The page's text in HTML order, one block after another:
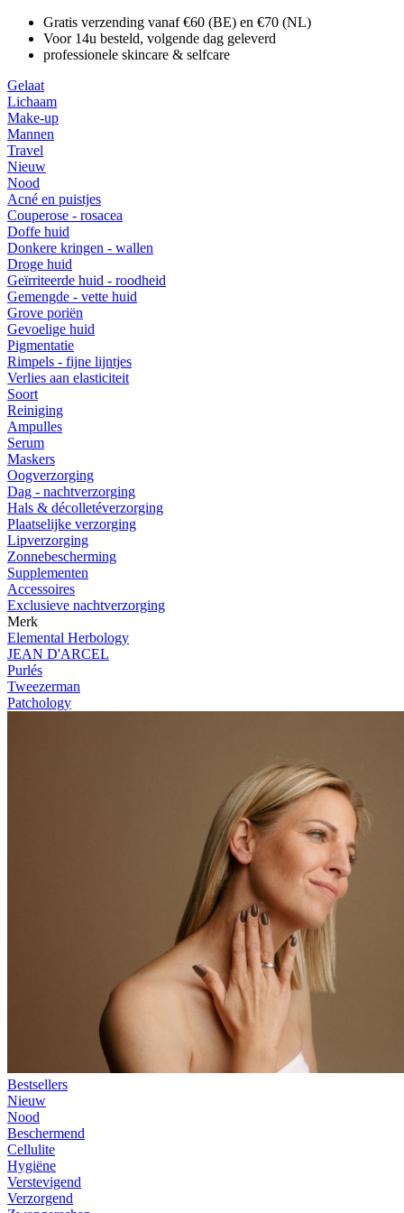
Gratis verzending vanaf €60 (BE) en €70 (NL)
Voor 14u besteld, volgende dag geleverd
professionele skincare & selfcare
Gelaat
Lichaam
Make-up
Mannen
Travel
Nieuw
Nood
Acné en puistjes
Couperose - rosacea
Doffe huid
Donkere kringen - wallen
Droge huid
Geïrriteerde huid - roodheid
Gemengde - vette huid
Grove poriën
Gevoelige huid
Pigmentatie
Rimpels - fijne lijntjes
Verlies aan elasticiteit
Soort
Reiniging
Ampulles
Serum
Maskers
Oogverzorging
Dag - nachtverzorging
Hals & décolletéverzorging
Plaatselijke verzorging
Lipverzorging
Zonnebescherming
Supplementen
Accessoires
Exclusieve nachtverzorging
Merk
Elemental Herbology
JEAN D'ARCEL
Purlés
Tweezerman
Patchology
Bestsellers
Nieuw
Nood
Beschermend
Cellulite
Hygiëne
Verstevigend
Verzorgend